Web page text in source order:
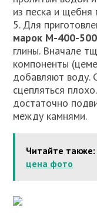
из песка и щебня
5. Для
марок М-400-500
глины. Вначале
компоненты
добавляют воду.
сцепляться
достаточно
между камнями.
Читайте также:
цена фото